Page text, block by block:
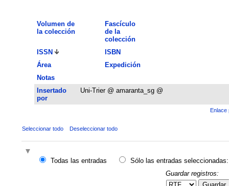
Volumen de
la colección
Fascículo
de la
colección
ISSN
ISBN
Área
Expedición
Notas
Insertado
por
Uni-Trier @ amaranta_sg @
Enlace
Seleccionar todo Deseleccionar todo
Todas las entradas
Sólo las entradas seleccionadas:
Guardar registros: